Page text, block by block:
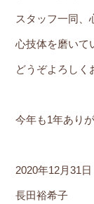
スタッフ一同、
心技体を磨いて
どうぞよろしく
今年も1年あり
2020年12月31日
長田裕希子